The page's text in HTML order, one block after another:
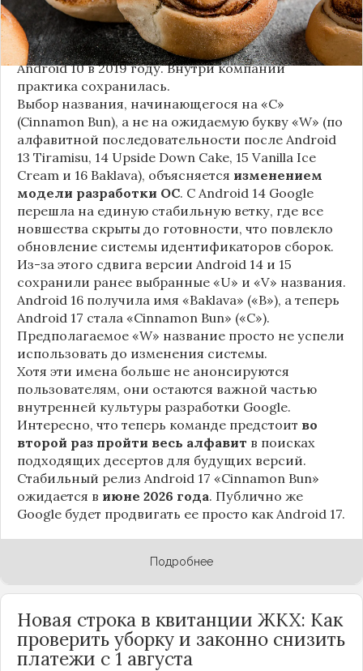
сладостей и десертов (Cupcake, Donut, KitKat и
т.д.), хотя компанияпрекратила публично
использовать эти именас момента выхода
Android 10 в 2019 году. Внутри компании
практика сохранилась.
Выбор названия, начинающегося на «C»
(Cinnamon Bun), а не на ожидаемую букву «W» (по
алфавитной последовательности после Android
13 Tiramisu, 14 Upside Down Cake, 15 Vanilla Ice
Cream и 16 Baklava), объясняется изменением
модели разработки ОС. С Android 14 Google
перешла на единую стабильную ветку, где все
новшества скрыты до готовности, что повлекло
обновление системы идентификаторов сборок.
Из-за этого сдвига версии Android 14 и 15
сохранили ранее выбранные «U» и «V» названия.
Android 16 получила имя «Baklava» («B»), а теперь
Android 17 стала «Cinnamon Bun» («C»).
Предполагаемое «W» название просто не успели
использовать до изменения системы.
Хотя эти имена больше не анонсируются
пользователям, они остаются важной частью
внутренней культуры разработки Google.
Интересно, что теперь команде предстоит во
второй раз пройти весь алфавит в поисках
подходящих десертов для будущих версий.
Стабильный релиз Android 17 «Cinnamon Bun»
ожидается в июне 2026 года. Публично же
Google будет продвигать ее просто как Android 17.
Подробнее
Новая строка в квитанции ЖКХ: Как
проверить уборку и законно снизить
платежи с 1 августа